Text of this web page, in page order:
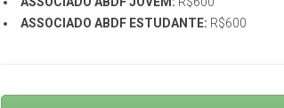
ASSOCIADO ABDF ESTUDANTE: R$600